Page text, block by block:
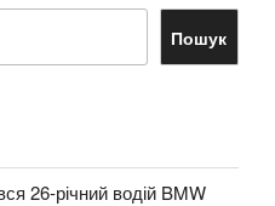
Пошук
26-річний водій BMW